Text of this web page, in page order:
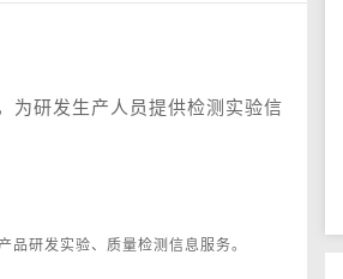
为研发生产人员提供检测实验信
研发实验、质量检测信息服务。